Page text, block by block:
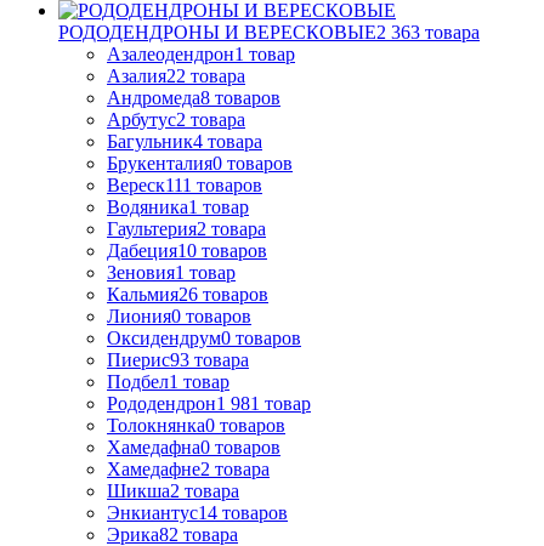
РОДОДЕНДРОНЫ И ВЕРЕСКОВЫЕ2 363 товара
Азалеодендрон1 товар
Азалия22 товара
Андромеда8 товаров
Арбутус2 товара
Багульник4 товара
Брукенталия0 товаров
Вереск111 товаров
Водяника1 товар
Гаультерия2 товара
Дабеция10 товаров
Зеновия1 товар
Кальмия26 товаров
Лиония0 товаров
Оксидендрум0 товаров
Пиерис93 товара
Подбел1 товар
Рододендрон1 981 товар
Толокнянка0 товаров
Хамедафна0 товаров
Хамедафне2 товара
Шикша2 товара
Энкиантус14 товаров
Эрика82 товара